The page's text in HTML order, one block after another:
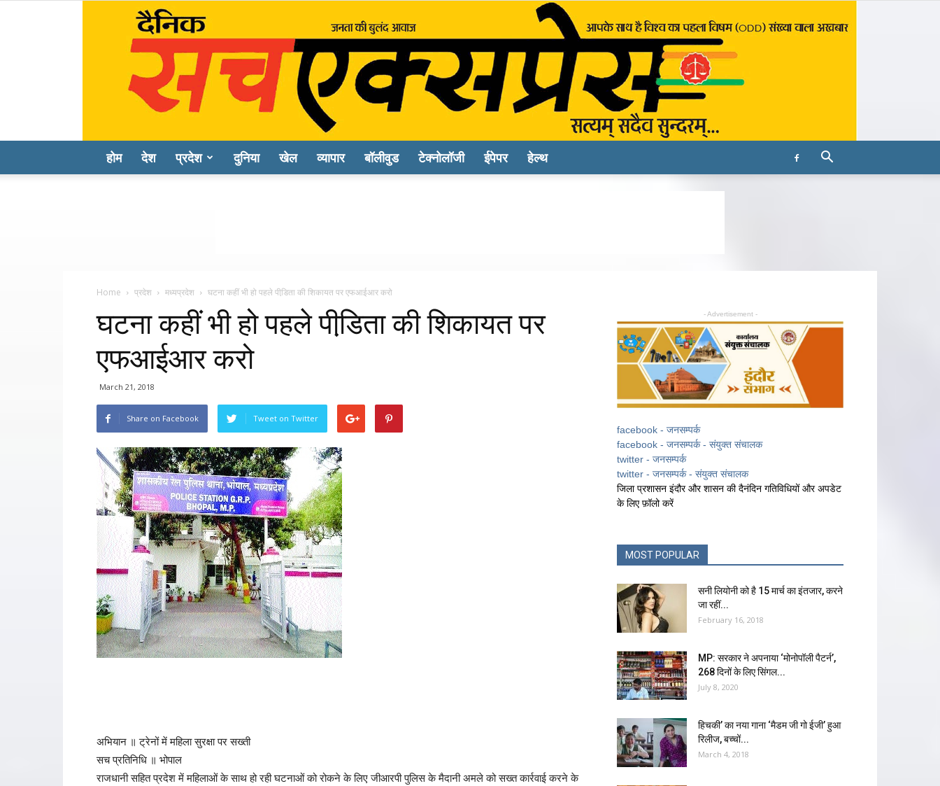
होम देश प्रदेश दुनिया खेल व्यापार बॉलीवुड टेक्नोलॉजी ईपेपर हेल्थ
Home प्रदेश मध्यप्रदेश घटना कहीं भी हो पहले पीडि़ता की शिकायत पर एफआईआर करो
घटना कहीं भी हो पहले पीडि़ता की शिकायत पर
एफआईआर करो
March 21, 2018
Share on Facebook Tweet on Twitter
अभियान ॥ ट्रेनों में महिला सुरक्षा पर सख्ती
सच प्रतिनिधि ॥ भोपाल
राजधानी सहित प्रदेश में महिलाओं के साथ हो रही घटनाओं को रोकने के लिए जीआरपी पुलिस के मैदानी अमले को सख्त कार्रवाई करने के
- Advertisement -
facebook - जनसम्पर्क
facebook - जनसम्पर्क - संयुक्त संचालक
twitter - जनसम्पर्क
twitter - जनसम्पर्क - संयुक्त संचालक
जिला प्रशासन इंदौर और शासन की दैनंदिन गतिविधियों और अपडेट
के लिए फ़ॉलो करें
MOST POPULAR
सनी लियोनी को है 15 मार्च का इंतजार, करने
जा रहीं...
February 16, 2018
MP: सरकार ने अपनाया ‘मोनोपॉली पैटर्न’,
268 दिनों के लिए सिंगल...
July 8, 2020
हिचकी’ का नया गाना ‘मैडम जी गो ईजी’ हुआ
रिलीज, बच्चों...
March 4, 2018